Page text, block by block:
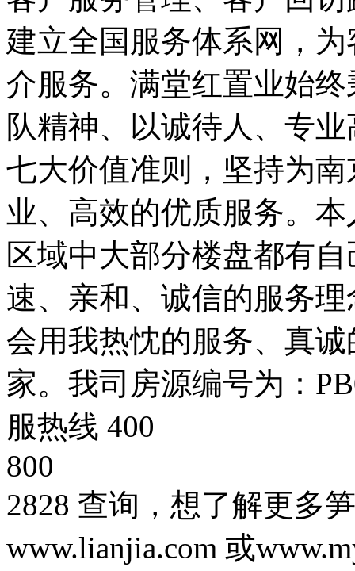
建立全国服务体系网，
介服务。满堂红置业始
队精神、以诚待人、专
七大价值准则，坚持为
业、高效的优质服务。
区域中大部分楼盘都有
速、亲和、诚信的服务
会用我热忱的服务、真
家。我司房源编号为：
服热线 400
800
2828 查询，想了解更多
www.lianjia.com 或